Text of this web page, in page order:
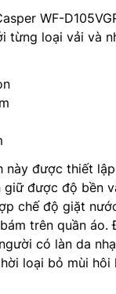
WF-
từng loại vải và
này được thiết
giữ được độ bền
chế độ giặt
trên quần
có làn da
loại bỏ mùi hôi